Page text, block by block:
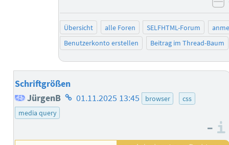
Übersicht alle Foren SELFHTML-Forum
Benutzerkonto erstellen
Beitrag im Thread-Baum
Schriftgrößen
JürgenB Homepage
01.11.2025 13:45 browser
css
media query
–